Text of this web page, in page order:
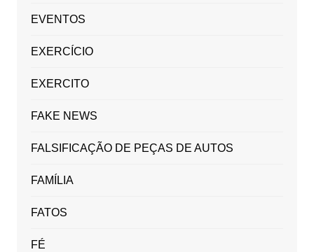
EVENTOS
EXERCÍCIO
EXERCITO
FAKE NEWS
FALSIFICAÇÃO DE PEÇAS DE AUTOS
FAMÍLIA
FATOS
FÉ